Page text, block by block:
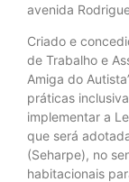
avenida
Criado e
de Trabalho e
Amiga do
práticas
implementar a
que será
(Seharpe), no
habitacionais